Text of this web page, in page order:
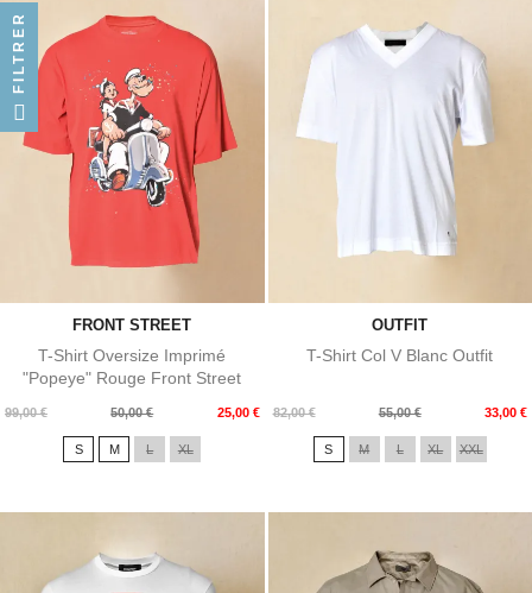
FRONT STREET
T-Shirt Oversize Imprimé
"Popeye" Rouge Front Street
99,00 €
Prix
50,00 € 25,00 €
Prix
S M L XL
OUTFIT
T-Shirt Col V Blanc Outfit
82,00 €
Prix
55,00 € 33,00 €
Prix
S M L XL XXL
FILTRER